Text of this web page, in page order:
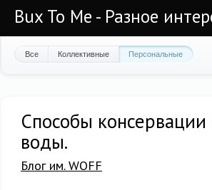
Bux To Me - Разное
Все Коллективные Персональные
Способы консервации
воды.
Блог им. WOFF